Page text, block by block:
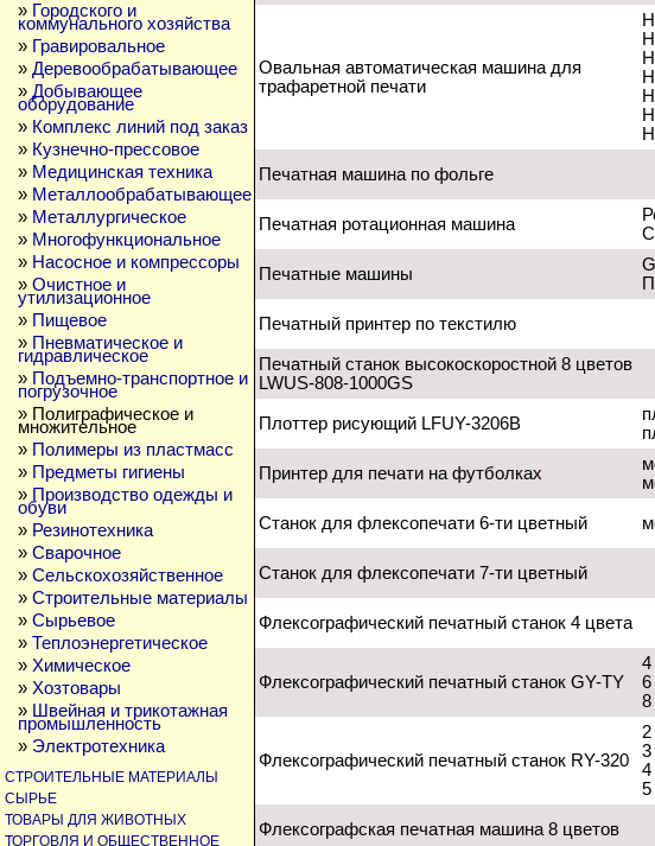
» Городского и
коммунального хозяйства
» Гравировальное
» Деревообрабатывающее
» Добывающее
оборудование
» Комплекс линий под заказ
» Кузнечно-прессовое
» Медицинская техника
» Металлообрабатывающее
» Металлургическое
» Многофункциональное
» Насосное и компрессоры
» Очистное и
утилизационное
» Пищевое
» Пневматическое и
гидравлическое
» Подъемно-транспортное и
погрузочное
» Полиграфическое и
множительное
» Полимеры из пластмасс
» Предметы гигиены
» Производство одежды и
обуви
» Резинотехника
» Сварочное
» Сельскохозяйственное
» Строительные материалы
» Сырьевое
» Теплоэнергетическое
» Химическое
» Хозтовары
» Швейная и трикотажная
промышленность
» Электротехника
СТРОИТЕЛЬНЫЕ МАТЕРИАЛЫ
СЫРЬЕ
ТОВАРЫ ДЛЯ ЖИВОТНЫХ
ТОРГОВЛЯ И ОБЩЕСТВЕННОЕ
Овальная автоматическая машина для
трафаретной печати
Печатная машина по фольге
Печатная ротационная машина
Печатные машины
Печатный принтер по текстилю
Печатный станок высокоскоростной 8 цветов
LWUS-808-1000GS
Плоттер рисующий LFUY-3206B
Принтер для печати на футболках
Станок для флексопечати 6-ти цветный
Станок для флексопечати 7-ти цветный
Флексографический печатный станок 4 цвета
Флексографический печатный станок GY-TY
4
6
8
Флексографический печатный станок RY-320
3
4
5
Флексографская печатная машина 8 цветов